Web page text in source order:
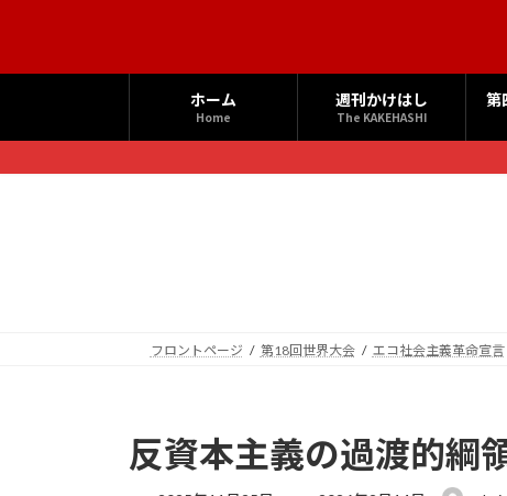
へ
ス
ョ
ン
ホーム
Home
週刊かけはし
The KAKEHASHI
第
フロントページ 第18回世界大会 エコ社会主義革命宣言
反資本主義の過渡的綱